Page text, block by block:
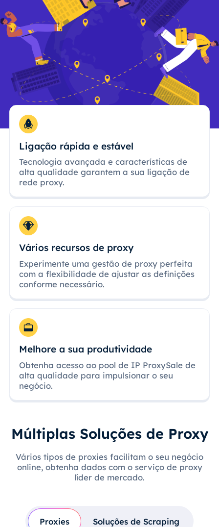
Ligação rápida e estável
Tecnologia avançada e características de
alta qualidade garantem a sua ligação de
rede proxy.
Vários recursos de proxy
Experimente uma gestão de proxy perfeita
com a flexibilidade de ajustar as definições
conforme necessário.
Melhore a sua produtividade
Obtenha acesso ao pool de IP ProxySale de
alta qualidade para impulsionar o seu
negócio.
Múltiplas Soluções de Proxy
Vários tipos de proxies facilitam o seu negócio
online, obtenha dados com o serviço de proxy
líder de mercado.
Proxies Soluções de Scraping